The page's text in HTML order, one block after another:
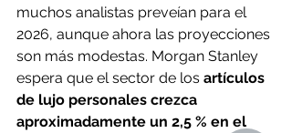
muchos analistas preveían para el
2026, aunque ahora las proyecciones
son más modestas. Morgan Stanley
espera que el sector de los artículos
de lujo personales crezca
aproximadamente un 2,5 % en el